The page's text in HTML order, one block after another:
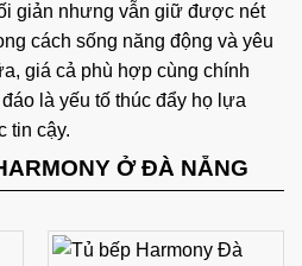
giản nhưng vẫn giữ được nét
cách sống năng động và yêu
giá cả phù hợp cùng chính
là yếu tố thúc đẩy họ lựa
tin cậy.
Ở ĐÀ NẴNG